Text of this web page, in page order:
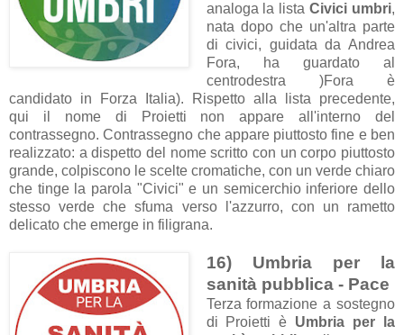
analoga la listaCivici umbri,
nata dopo che un'altra parte
di civici, guidata da Andrea
Fora, ha guardato al
centrodestra )Fora è
candidato in Forza Italia). Rispetto alla lista precedente,
qui il nome di Proietti non appare all'interno del
contrassegno. Contrassegno che appare piuttosto fine e ben
realizzato: a dispetto del nome scritto con un corpo piuttosto
grande, colpiscono le scelte cromatiche, con un verde chiaro
che tinge la parola "Civici" e un semicerchio inferiore dello
stesso verde che sfuma verso l'azzurro, con un rametto
delicato che emerge in filigrana.
16) Umbria per la
sanità pubblica - Pace
Terza formazione a sostegno
di Proietti è Umbria per la